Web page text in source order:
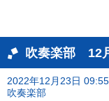
吹奏楽部 12
2022年12月23日 09:55
吹奏楽部